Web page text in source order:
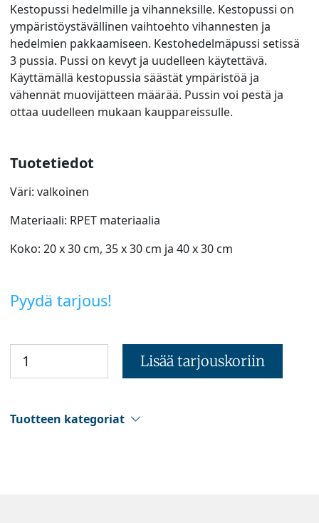
Kestopussi hedelmille ja vihanneksille. Kestopussi on
ympäristöystävällinen vaihtoehto vihannesten ja
hedelmien pakkaamiseen. Kestohedelmäpussi setissä
3 pussia. Pussi on kevyt ja uudelleen käytettävä.
Käyttämällä kestopussia säästät ympäristöä ja
vähennät muovijätteen määrää. Pussin voi pestä ja
ottaa uudelleen mukaan kauppareissulle.
Tuotetiedot
Väri: valkoinen
Materiaali: RPET materiaalia
Koko: 20 x 30 cm, 35 x 30 cm ja 40 x 30 cm
Pyydä tarjous!
Lisää tarjouskoriin
Tuotteen kategoriat